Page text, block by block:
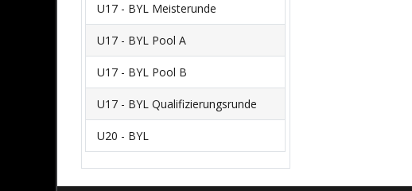
U17 - BYL Meisterunde
U17 - BYL Pool A
U17 - BYL Pool B
U17 - BYL Qualifizierungsrunde
U20 - BYL